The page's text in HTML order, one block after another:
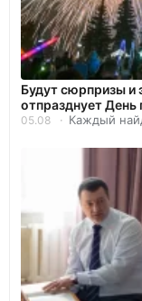
Будут сюрпризы и
отпразднует День
05.08 Каждый